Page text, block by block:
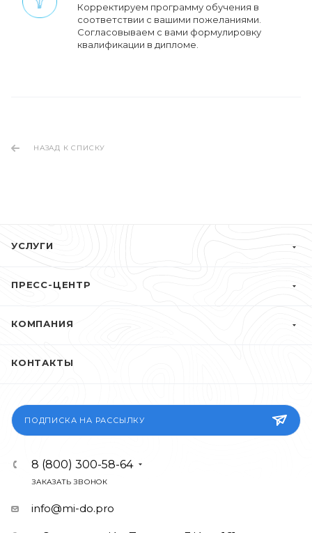
Корректируем программу обучения в
соответствии с вашими пожеланиями.
Cогласовываем с вами формулировку
квалификации в дипломе.
НАЗАД К СПИСКУ
УСЛУГИ
ПРЕСС-ЦЕНТР
КОМПАНИЯ
КОНТАКТЫ
ПОДПИСКА НА РАССЫЛКУ
8 (800) 300-58-64
ЗАКАЗАТЬ ЗВОНОК
info@mi-do.pro